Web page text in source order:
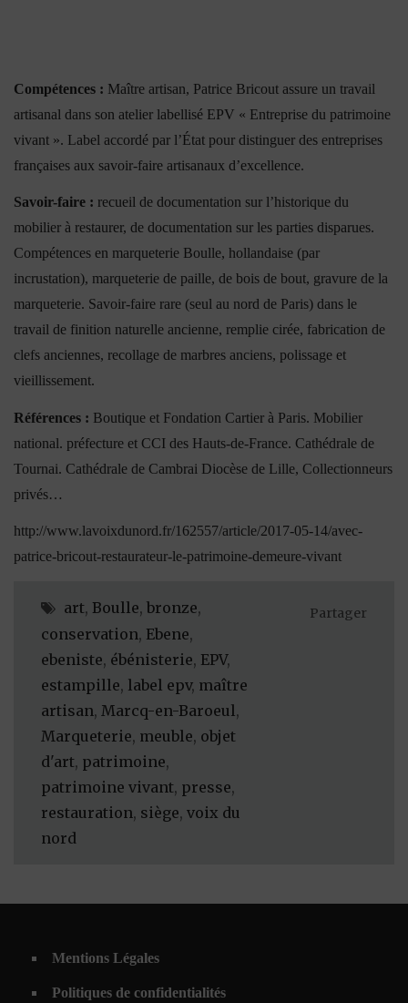
Compétences : Maître artisan, Patrice Bricout assure un travail
artisanal dans son atelier labellisé EPV « Entreprise du patrimoine
vivant ». Label accordé par l’État pour distinguer des entreprises
françaises aux savoir-faire artisanaux d’excellence.
Savoir-faire : recueil de documentation sur l’historique du
mobilier à restaurer, de documentation sur les parties disparues.
Compétences en marqueterie Boulle, hollandaise (par
incrustation), marqueterie de paille, de bois de bout, gravure de la
marqueterie. Savoir-faire rare (seul au nord de Paris) dans le
travail de finition naturelle ancienne, remplie cirée, fabrication de
clefs anciennes, recollage de marbres anciens, polissage et
vieillissement.
Références : Boutique et Fondation Cartier à Paris. Mobilier
national. préfecture et CCI des Hauts-de-France. Cathédrale de
Tournai. Cathédrale de Cambrai Diocèse de Lille, Collectionneurs
privés…
http://www.lavoixdunord.fr/162557/article/2017-05-14/avec-
patrice-bricout-restaurateur-le-patrimoine-demeure-vivant
art, Boulle, bronze,
conservation, Ebene,
ebeniste, ébénisterie, EPV,
estampille, label epv, maître
artisan, Marcq-en-Baroeul,
Marqueterie, meuble, objet
d'art, patrimoine,
patrimoine vivant, presse,
restauration, siège, voix du
nord
Partager
Mentions Légales
Politiques de confidentialités